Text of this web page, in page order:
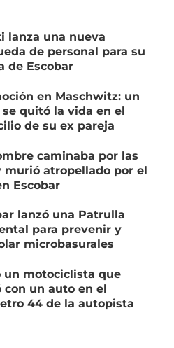
lanza una nueva
de personal para su
de Escobar
en Maschwitz: un
se quitó la vida en el
de su ex pareja
caminaba por las
murió atropellado por el
Escobar
lanzó una Patrulla
para prevenir y
microbasurales
un motociclista que
con un auto en el
44 de la autopista